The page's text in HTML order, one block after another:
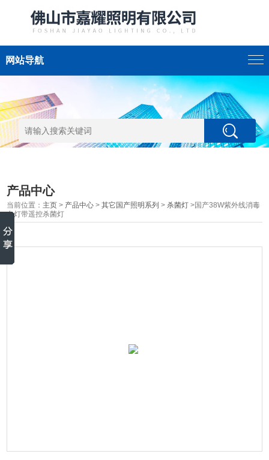
网站导航
产品中心
当前位置： 主页 > 产品中心 >其它国产照明系列 >杀菌灯 >国产38W紫外线消毒
台灯带遥控杀菌灯